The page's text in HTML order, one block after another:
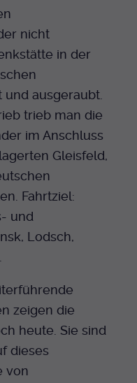
nicht
in der
ausgeraubt.
trieb man die
im Anschluss
Gleisfeld,
Fahrtziel:
und
Lodsch,
zeigen die
heute. Sie sind
dieses
von